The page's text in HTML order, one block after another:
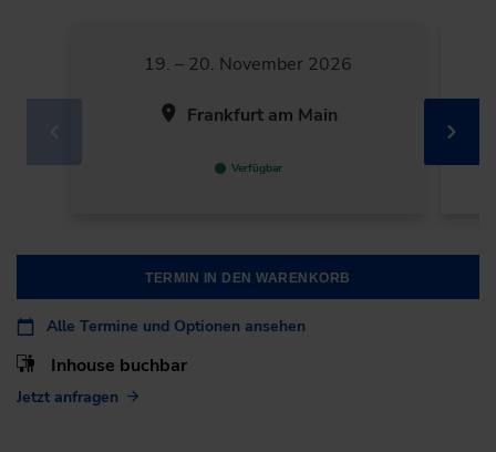
19. – 20. November 2026
Frankfurt am Main
Verfügbar
TERMIN IN DEN WARENKORB
Alle Termine und Optionen ansehen
Inhouse buchbar
Jetzt anfragen